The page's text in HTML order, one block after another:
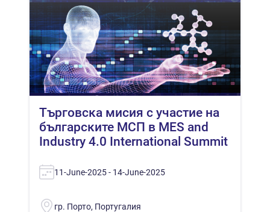
Търговска мисия с участие на
българските МСП в MES and
Industry 4.0 International Summit
11-June-2025 - 14-June-2025
гр. Порто, Португалия